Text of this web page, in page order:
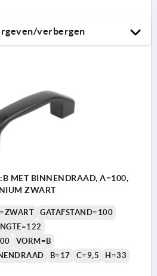
verbergen
MET BINNENDRAAD, A=100,
ZWART
GATAFSTAND=100
VORM=B
B=17 C=9,5
H=33